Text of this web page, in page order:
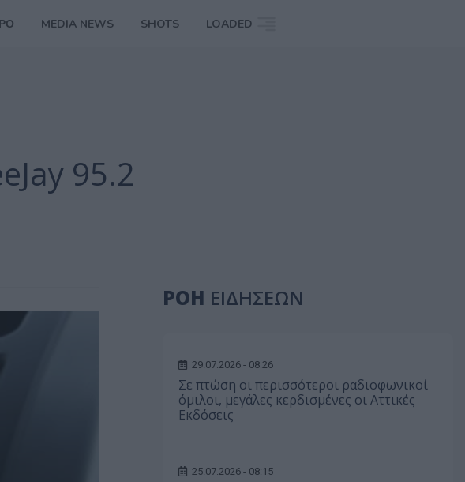
MEDIA NEWS SHOTS LOADED
95.2
ΡΟΗ ΕΙΔΗΣΕΩΝ
29.07.2026 - 08:26
Σε πτώση οι περισσότεροι ραδιοφωνικοί
όμιλοι, μεγάλες κερδισμένες οι Αττικές
Εκδόσεις
25.07.2026 - 08:15